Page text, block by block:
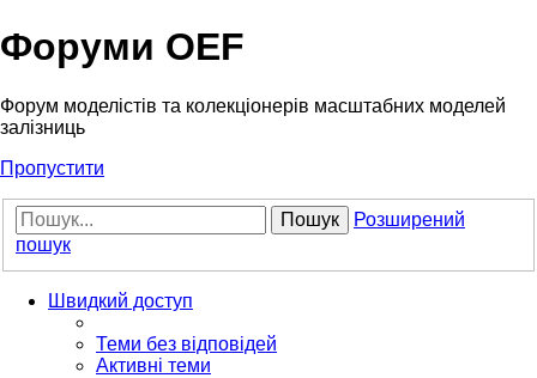
Форуми OEF
Форум моделістів та колекціонерів масштабних моделей
залізниць
Пропустити
Пошук
Розширений
пошук
Швидкий доступ
Теми без відповідей
Активні теми